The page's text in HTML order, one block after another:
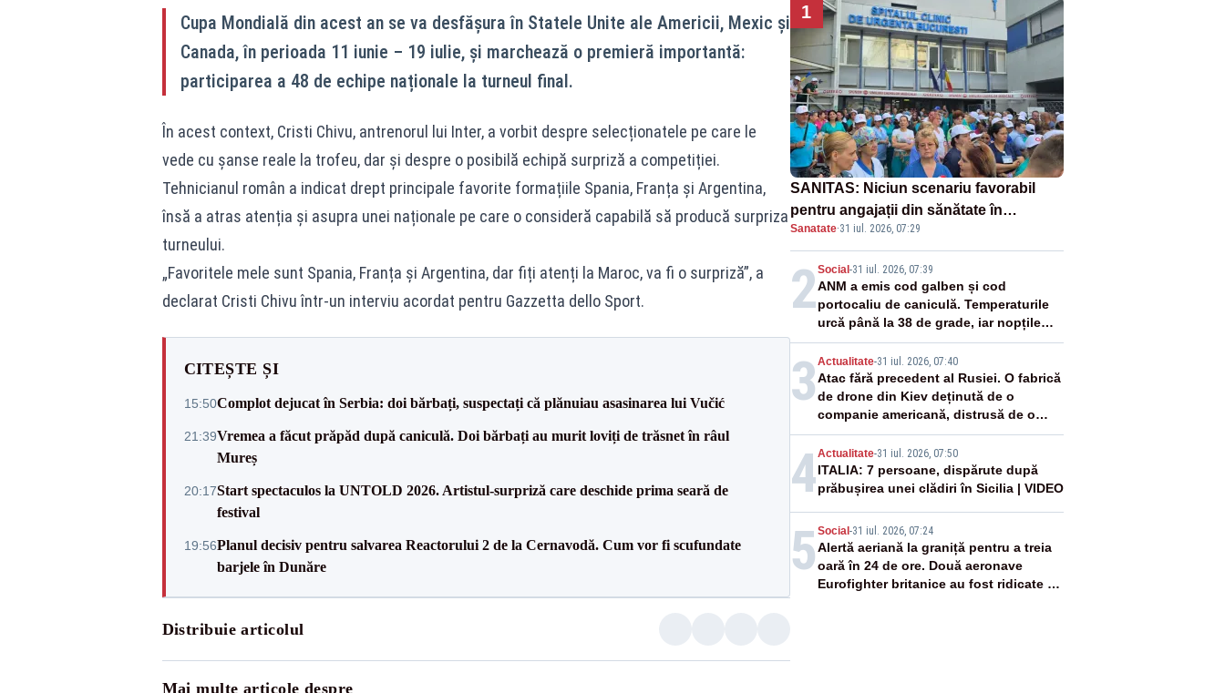
Cupa Mondială din acest an se va desfășura în Statele Unite ale Americii, Mexic și
Canada, în perioada 11 iunie – 19 iulie, și marchează o premieră importantă:
participarea a 48 de echipe naționale la turneul final.
În acest context, Cristi Chivu, antrenorul lui Inter, a vorbit despre selecționatele pe care le
vede cu șanse reale la trofeu, dar și despre o posibilă echipă surpriză a competiției.
Tehnicianul român a indicat drept principale favorite formațiile Spania, Franța și Argentina,
însă a atras atenția și asupra unei naționale pe care o consideră capabilă să producă surpriza
turneului.
„Favoritele mele sunt Spania, Franța și Argentina, dar fiți atenți la Maroc, va fi o surpriză”, a
declarat Cristi Chivu într-un interviu acordat pentru Gazzetta dello Sport.
CITEȘTE ȘI
15:50Complot dejucat în Serbia: doi bărbați, suspectați că plănuiau asasinarea lui Vučić
21:39Vremea a făcut prăpăd după caniculă. Doi bărbați au murit loviți de trăsnet în râul
Mureș
20:17Start spectaculos la UNTOLD 2026. Artistul-surpriză care deschide prima seară de
festival
19:56Planul decisiv pentru salvarea Reactorului 2 de la Cernavodă. Cum vor fi scufundate
barjele în Dunăre
Distribuie articolul
Mai multe articole despre
1
SANITAS: Niciun scenariu favorabil
pentru angajații din sănătate în
proiectul Legii salarizării
Sanatate·31 iul. 2026, 07:29
2Social -31 iul. 2026, 07:39
ANM a emis cod galben și cod
portocaliu de caniculă. Temperaturile
urcă până la 38 de grade, iar nopțile
devin tropicale
3 Actualitate-31 iul. 2026, 07:40
Atac fără precedent al Rusiei. O fabrică
de drone din Kiev deținută de o
companie americană, distrusă de o
rachetă rusească
4Actualitate-31 iul. 2026, 07:50
ITALIA: 7 persoane, dispărute după
prăbușirea unei clădiri în Sicilia | VIDEO
5 Social -31 iul. 2026, 07:24
Alertă aeriană la graniță pentru a treia
oară în 24 de ore. Două aeronave
Eurofighter britanice au fost ridicate de